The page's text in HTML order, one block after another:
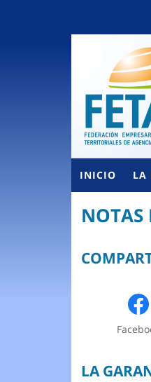
INICIO LA
NOTAS
LA